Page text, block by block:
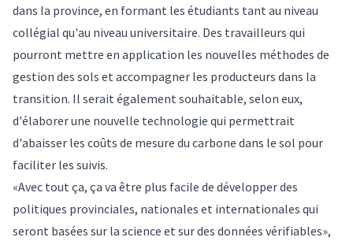
dans la province, en formant les étudiants tant au niveau
collégial qu'au niveau universitaire. Des travailleurs qui
pourront mettre en application les nouvelles méthodes de
gestion des sols et accompagner les producteurs dans la
transition. Il serait également souhaitable, selon eux,
d'élaborer une nouvelle technologie qui permettrait
d'abaisser les coûts de mesure du carbone dans le sol pour
faciliter les suivis.
«Avec tout ça, ça va être plus facile de développer des
politiques provinciales, nationales et internationales qui
seront basées sur la science et sur des données vérifiables»,